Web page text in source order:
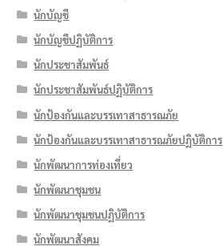
นักบัญชี
นักบัญชีปฏิบัติการ
นักประชาสัมพันธ์
นักประชาสัมพันธ์ปฏิบัติการ
นักป้องกันและบรรเทาสาธารณภัย
นักป้องกันและบรรเทาสาธารณภัยปฏิบัติการ
นักพัฒนาการท่องเที่ยว
นักพัฒนาชุมชน
นักพัฒนาชุมชนปฏิบัติการ
นักพัฒนาสังคม